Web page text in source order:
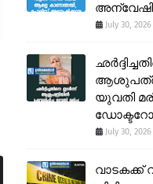
July 30, 2026
യുവതി
July 30, 2026
വാടകക്ക്